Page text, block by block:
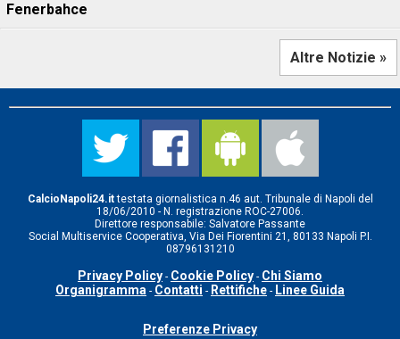
Fenerbahce
Altre Notizie »
CalcioNapoli24.ittestata giornalistica n.46 aut. Tribunale di Napoli del
18/06/2010 - N. registrazione ROC-27006.
Direttore responsabile: Salvatore Passante
Social Multiservice Cooperativa, Via Dei Fiorentini 21, 80133 Napoli P.I.
08796131210
Privacy Policy - Cookie Policy - Chi Siamo
Organigramma - Contatti - Rettifiche - Linee Guida
Preferenze Privacy